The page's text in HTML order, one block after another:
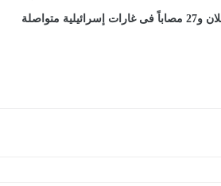
4 شهداء بينهم طفلان و27 مصاباً فى غارات إسرائيلية متواصلة